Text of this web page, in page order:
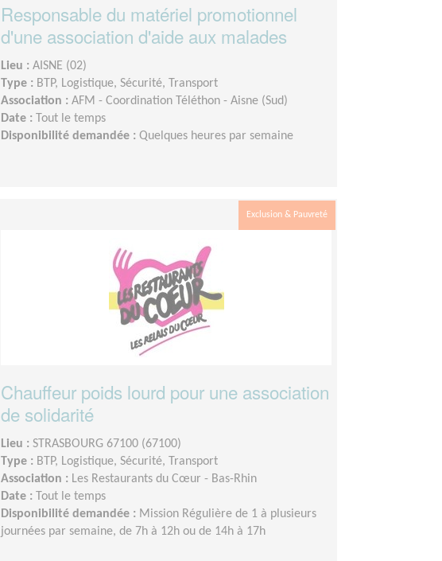
Responsable du matériel promotionnel
d'une association d'aide aux malades
Lieu : AISNE (02)
Type : BTP, Logistique, Sécurité, Transport
Association : AFM - Coordination Téléthon - Aisne (Sud)
Date :
Tout le temps
Disponibilité demandée : Quelques heures par semaine
Exclusion & Pauvreté
Chauffeur poids lourd pour une association
de solidarité
Lieu : STRASBOURG 67100 (67100)
Type : BTP, Logistique, Sécurité, Transport
Association : Les Restaurants du Cœur - Bas-Rhin
Date :
Tout le temps
Disponibilité demandée : Mission Régulière de 1 à plusieurs
journées par semaine, de 7h à 12h ou de 14h à 17h